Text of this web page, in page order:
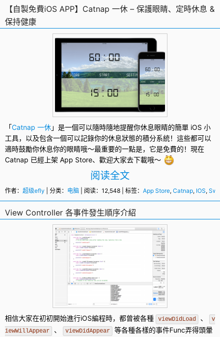
【自製免費iOS APP】Catnap 一休 – 保護眼睛、定時休息 &
保持健康
「Catnap 一休」是一個可以隨時隨地提醒你休息眼睛的簡單 iOS 小
工具，以及包含一個可以記錄你的休息狀態的積分系統！這些都可以
適時鼓勵你休息你的眼睛哦～最重要的一點是，它是免費的！現在
Catnap 已經上架 App Store、歡迎大家去下載哦～
阅读全文
作者： 超级efly | 分类： 电脑 | 阅读：12,548 | 标签： App Store, Catnap, IOS,
View Controller 各事件發生順序介紹
相信大家在初初開始進行iOS編程時，都曾被各種 viewDidLoad 、
v
iewWillAppear
、 viewDidAppear
等各種各樣的事件Func弄得頭暈